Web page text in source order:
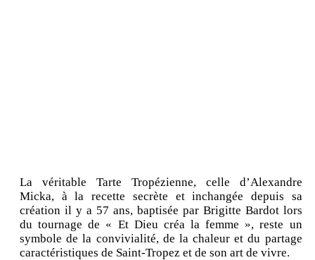
La véritable Tarte Tropézienne, celle d’Alexandre
Micka, à la recette secrète et inchangée depuis sa
création il y a 57 ans, baptisée par Brigitte Bardot lors
du tournage de « Et Dieu créa la femme », reste un
symbole de la convivialité, de la chaleur et du partage
caractéristiques de Saint-Tropez et de son art de vivre.